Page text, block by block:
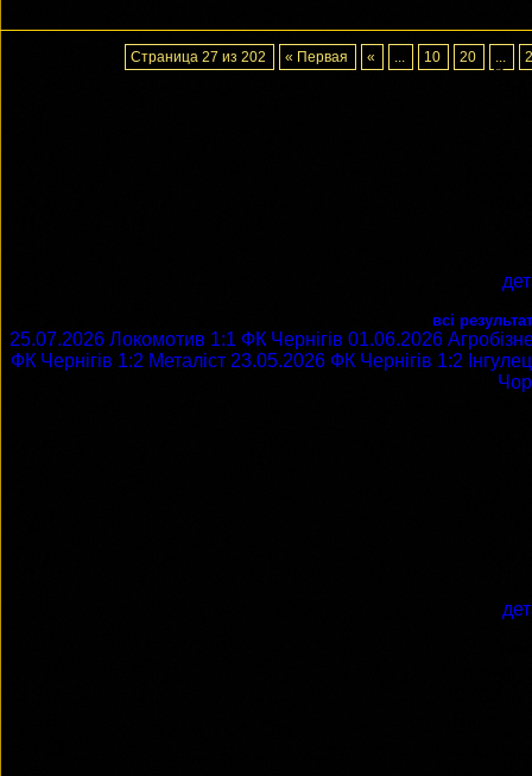
Страница 27 из 202 « Первая « ... 10 20 ...
всі
25.07.2026 Локомотив 1:1 ФК Чернігів 01.06.2026
ФК Чернігів 1:2 Металіст 23.05.2026 ФК Чернігів 1:2